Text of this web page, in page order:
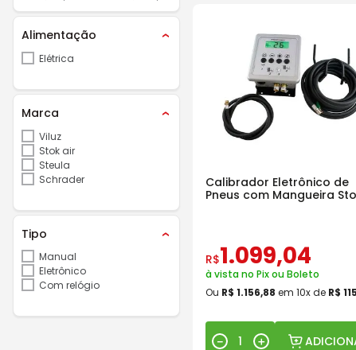
Alimentação
Elétrica
Marca
Viluz
Stok air
Steula
Schrader
Tipo
Manual
Eletrônico
Com relógio
Calibrador Eletrônico de
Pneus com Mangueira
R$1.099,04
à vista no Pix ou Boleto
Ou R$ 1.156,88 em 10x de R$ 115
＋
－